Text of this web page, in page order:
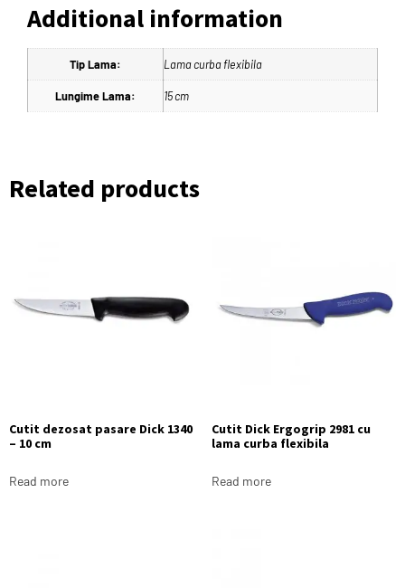
Additional information
Tip Lama: Lama curba flexibila
Lungime Lama: 15 cm
Related products
Cutit dezosat pasare Dick 1340
– 10 cm
Read more
Cutit Dick Ergogrip 2981 cu
lama curba flexibila
Read more